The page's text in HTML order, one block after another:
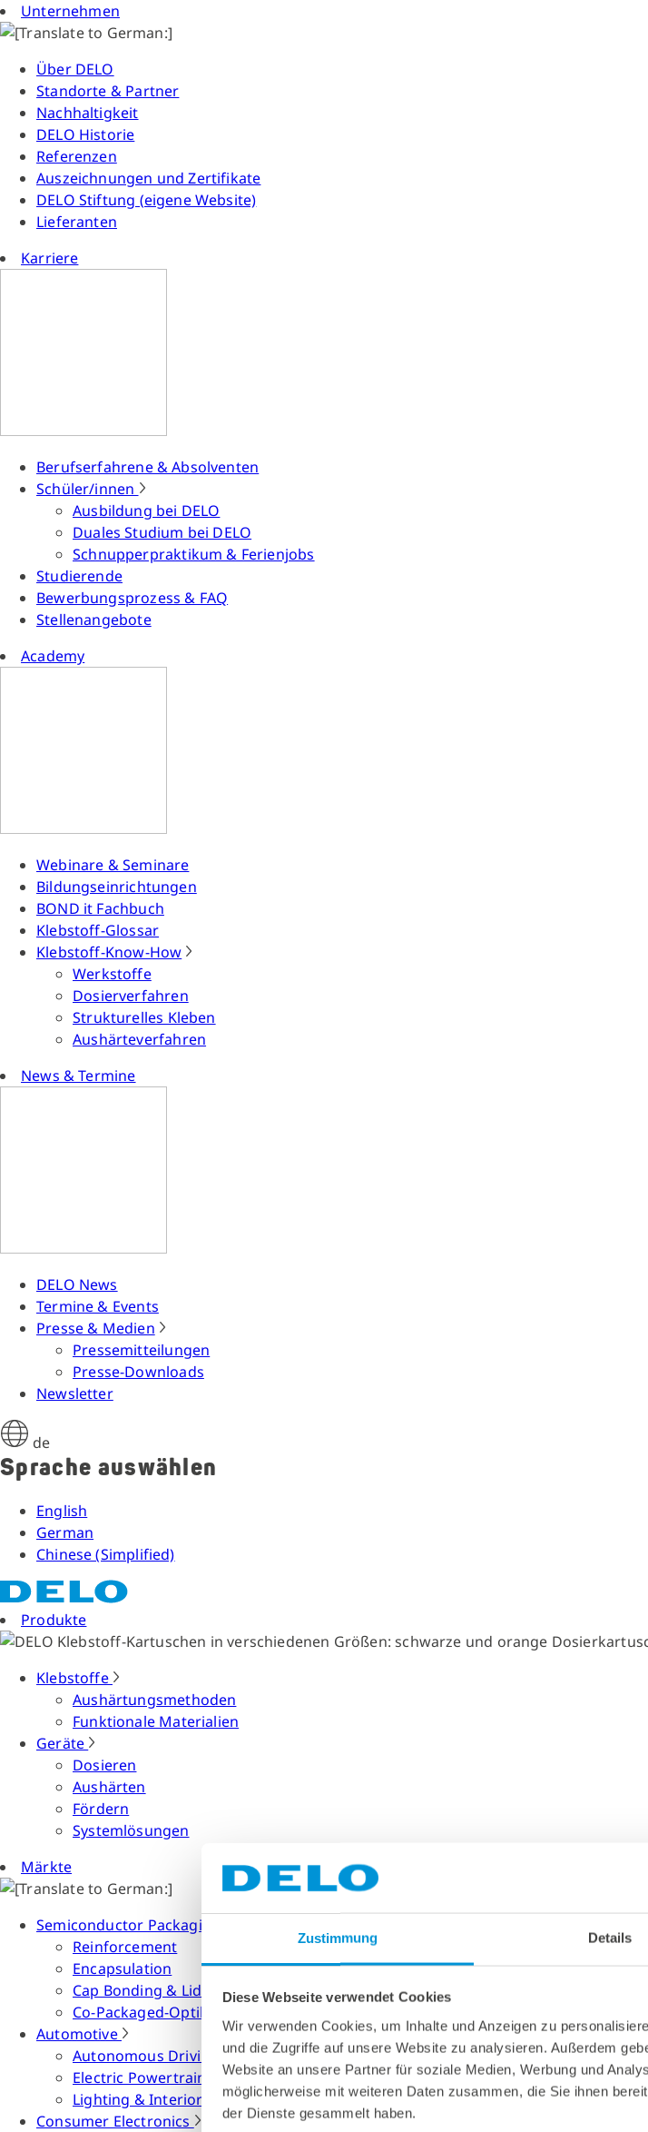
Zustimmung Details
Diese Webseite verwendet Cookies
Wir verwenden Cookies, um Inhalte und Anzeigen zu
und die Zugriffe auf unsere Website zu analysieren. Außerdem
Website an unsere Partner für soziale Medien, Werbung und
möglicherweise mit weiteren Daten zusammen, die Sie ihnen
der Dienste gesammelt haben.
Unternehmen
Über DELO
Standorte & Partner
Nachhaltigkeit
DELO Historie
Referenzen
Auszeichnungen und Zertifikate
DELO Stiftung (eigene Website)
Lieferanten
Karriere
Berufserfahrene & Absolventen
Schüler/innen
Ausbildung bei DELO
Duales Studium bei DELO
Schnupperpraktikum & Ferienjobs
Studierende
Bewerbungsprozess & FAQ
Stellenangebote
Academy
Webinare & Seminare
Bildungseinrichtungen
BOND it Fachbuch
Klebstoff-Glossar
Klebstoff-Know-How
Werkstoffe
Dosierverfahren
Strukturelles Kleben
Aushärteverfahren
News & Termine
DELO News
Termine & Events
Presse & Medien
Pressemitteilungen
Presse-Downloads
Newsletter
de
Sprache auswählen
English
German
Chinese (Simplified)
Produkte
Klebstoffe
Aushärtungsmethoden
Funktionale Materialien
Geräte
Dosieren
Aushärten
Fördern
Systemlösungen
Märkte
Semiconductor Packaging
Reinforcement
Encapsulation
Cap Bonding & Lid Attach
Co-Packaged-Optiken
Automotive
Autonomous Driving
Electric Powertrain
Lighting & Interior
Consumer Electronics